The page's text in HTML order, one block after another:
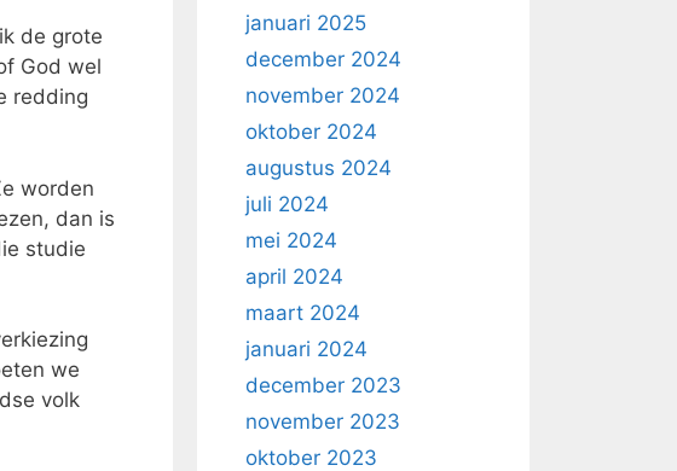
de grote
God wel
redding
worden
dan is
studie
we
volk
januari 2025
december 2024
november 2024
oktober 2024
augustus 2024
juli 2024
mei 2024
april 2024
maart 2024
januari 2024
december 2023
november 2023
oktober 2023